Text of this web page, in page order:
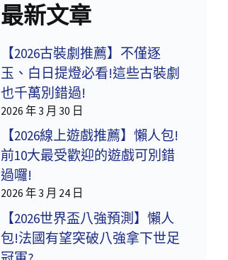
最新文章
【2026古裝劇推薦】不僅逐
玉、白日提燈必看!這些古裝劇
也千萬別錯過!
2026 年 3 月 30 日
【2026線上遊戲推薦】懶人包!
前10大最受歡迎的遊戲可別錯
過囉!
2026 年 3 月 24 日
【2026世界盃八強預測】懶人
包!法國有望突破八強拿下世足